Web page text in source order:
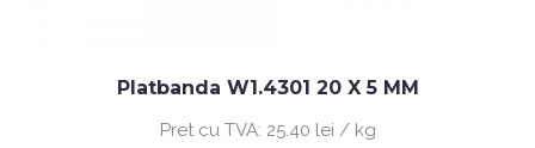
Platbanda W1.4301 20 X 5 MM
Pret cu TVA: 25.40 lei / kg